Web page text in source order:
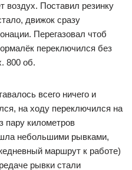
воздух. Поставил резинку
движок сразу
Перегазовал чтоб
переключился без
800 об.
всего ничего и
на ходу переключился на
пару километров
небольшими рывками,
маршрут к работе)
рывки стали